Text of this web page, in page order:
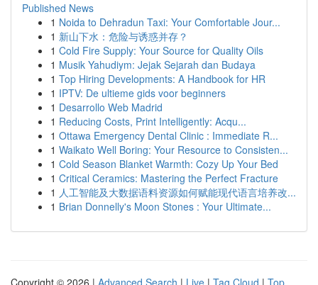
Published News
1 Noida to Dehradun Taxi: Your Comfortable Jour...
1 新山下水：危险与诱惑并存？
1 Cold Fire Supply: Your Source for Quality Oils
1 Musik Yahudiym: Jejak Sejarah dan Budaya
1 Top Hiring Developments: A Handbook for HR
1 IPTV: De ultieme gids voor beginners
1 Desarrollo Web Madrid
1 Reducing Costs, Print Intelligently: Acqu...
1 Ottawa Emergency Dental Clinic : Immediate R...
1 Waikato Well Boring: Your Resource to Consisten...
1 Cold Season Blanket Warmth: Cozy Up Your Bed
1 Critical Ceramics: Mastering the Perfect Fracture
1 人工智能及大数据语料资源如何赋能现代语言培养改...
1 Brian Donnelly's Moon Stones : Your Ultimate...
Copyright © 2026 | Advanced Search | Live | Tag Cloud | Top